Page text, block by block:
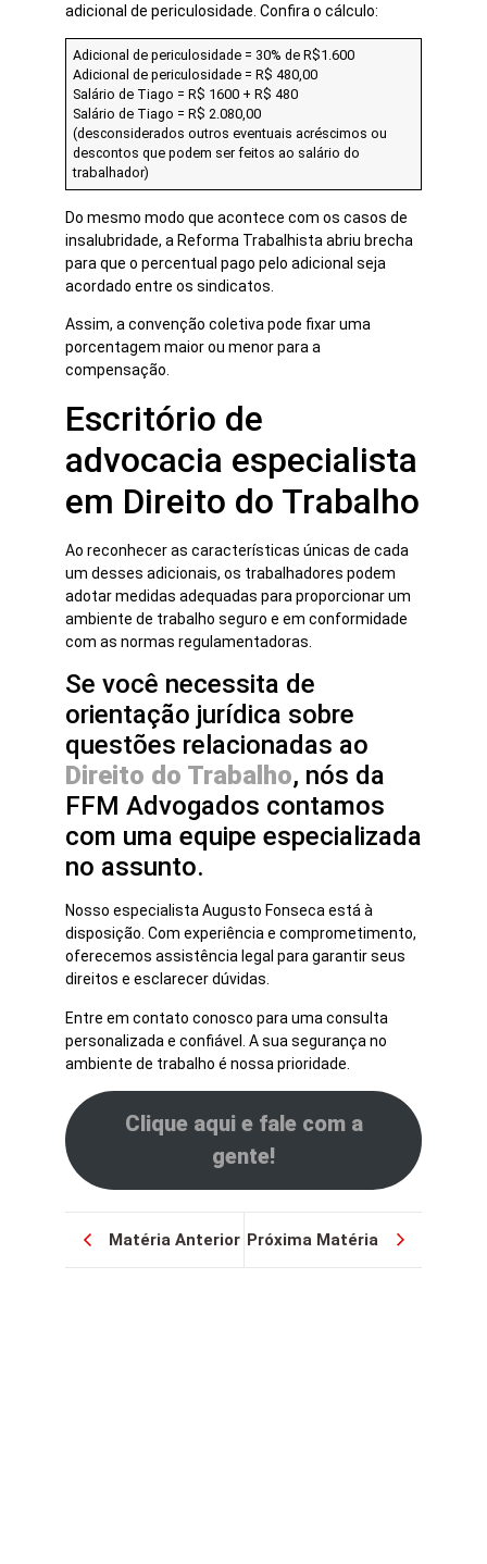
adicional de periculosidade. Confira o cálculo:
Adicional de periculosidade = 30% de R$1.600
Adicional de periculosidade = R$ 480,00
Salário de Tiago = R$ 1600 + R$ 480
Salário de Tiago = R$ 2.080,00
(desconsiderados outros eventuais acréscimos ou
descontos que podem ser feitos ao salário do
trabalhador)
Do mesmo modo que acontece com os casos de
insalubridade, a Reforma Trabalhista abriu brecha
para que o percentual pago pelo adicional seja
acordado entre os sindicatos.
Assim, a convenção coletiva pode fixar uma
porcentagem maior ou menor para a
compensação.
Escritório de
advocacia especialista
em Direito do Trabalho
Ao reconhecer as características únicas de cada
um desses adicionais, os trabalhadores podem
adotar medidas adequadas para proporcionar um
ambiente de trabalho seguro e em conformidade
com as normas regulamentadoras.
Se você necessita de
orientação jurídica sobre
questões relacionadas ao
Direito do Trabalho, nós da
FFM Advogados contamos
com uma equipe especializada
no assunto.
Nosso especialista Augusto Fonseca está à
disposição. Com experiência e comprometimento,
oferecemos assistência legal para garantir seus
direitos e esclarecer dúvidas.
Entre em contato conosco para uma consulta
personalizada e confiável. A sua segurança no
ambiente de trabalho é nossa prioridade.
Clique aqui e fale com a
gente!
Matéria Anterior Próxima Matéria